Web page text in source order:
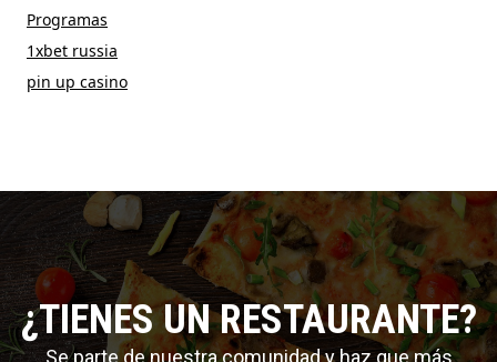
Programas
1xbet russia
pin up casino
¿TIENES UN RESTAURANTE?
Se parte de nuestra comunidad y haz que más